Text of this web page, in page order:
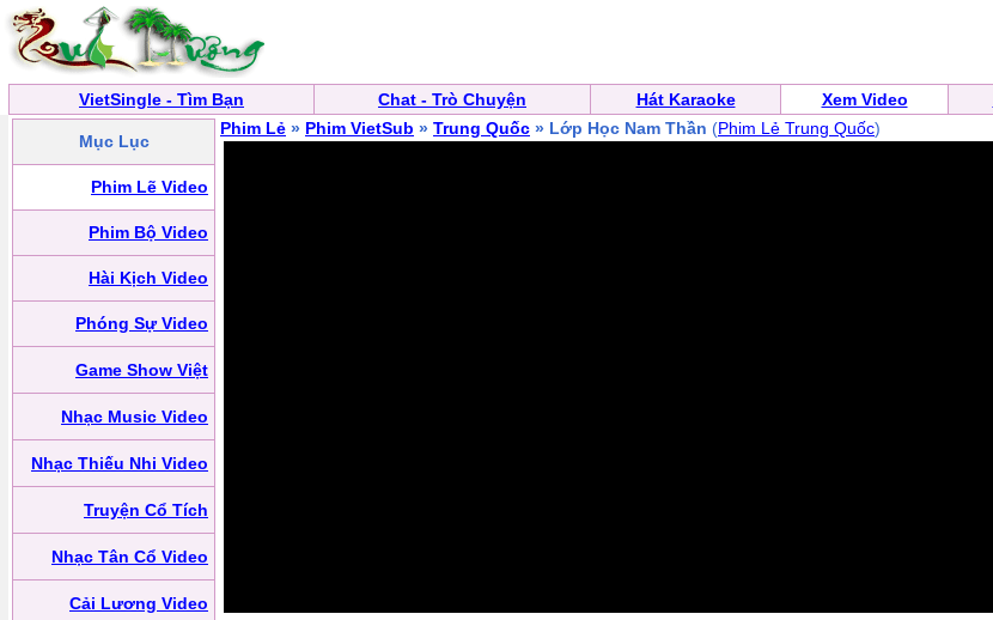
VietSingle - Tìm Bạn Chat - Trò Chuyện Hát Karaoke Xem Video
Mục Lục
Phim Lẽ Video
Phim Bộ Video
Hài Kịch Video
Phóng Sự Video
Game Show Việt
Nhạc Music Video
Nhạc Thiếu Nhi Video
Truyện Cổ Tích
Nhạc Tân Cổ Video
Cải Lương Video
Phim Lẻ » Phim VietSub » Trung Quốc » Lớp Học Nam Thần (Phim Lẻ Trung Quốc)